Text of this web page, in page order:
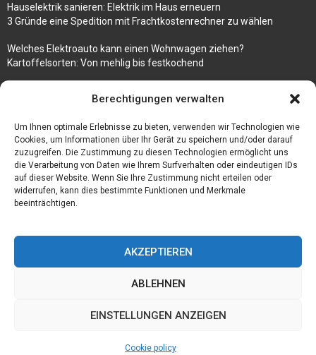
Berechtigungen verwalten
Um Ihnen optimale Erlebnisse zu bieten, verwenden wir Technologien wie
Cookies, um Informationen über Ihr Gerät zu speichern und/oder darauf
zuzugreifen. Die Zustimmung zu diesen Technologien ermöglicht uns
die Verarbeitung von Daten wie Ihrem Surfverhalten oder eindeutigen IDs
auf dieser Website. Wenn Sie Ihre Zustimmung nicht erteilen oder
widerrufen, kann dies bestimmte Funktionen und Merkmale
beeinträchtigen.
AKZEPTIEREN
ABLEHNEN
EINSTELLUNGEN ANZEIGEN
Cookie policy
Hauselektrik sanieren: Elektrik im Haus erneuern
3 Gründe eine Spedition mit Frachtkostenrechner zu wählen
Welches Elektroauto kann einen Wohnwagen ziehen?
Kartoffelsorten: Von mehlig bis festkochend
Immobilien, die zum Kauf stehen und Costa Calma in greifbare
Firma einfach und kostenlos bekannt machen mit diesen 5 Tipps